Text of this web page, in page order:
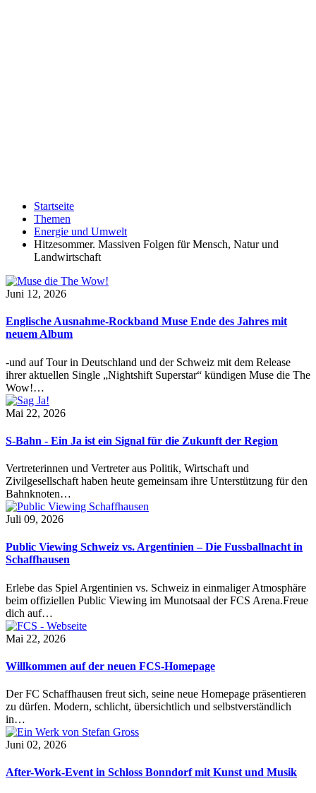
Startseite
Themen
Energie und Umwelt
Hitzesommer. Massiven Folgen für Mensch, Natur und
Landwirtschaft
Juni 12, 2026
Englische Ausnahme-Rockband Muse Ende des Jahres mit
neuem Album
-und auf Tour in Deutschland und der Schweiz mit dem Release
ihrer aktuellen Single „Nightshift Superstar“ kündigen Muse die The
Wow!…
Mai 22, 2026
S-Bahn - Ein Ja ist ein Signal für die Zukunft der Region
Vertreterinnen und Vertreter aus Politik, Wirtschaft und
Zivilgesellschaft haben heute gemeinsam ihre Unterstützung für den
Bahnknoten…
Juli 09, 2026
Public Viewing Schweiz vs. Argentinien – Die Fussballnacht in
Schaffhausen
Erlebe das Spiel Argentinien vs. Schweiz in einmaliger Atmosphäre
beim offiziellen Public Viewing im Munotsaal der FCS Arena.Freue
dich auf…
Mai 22, 2026
Willkommen auf der neuen FCS-Homepage
Der FC Schaffhausen freut sich, seine neue Homepage präsentieren
zu dürfen. Modern, schlicht, übersichtlich und selbstverständlich
in…
Juni 02, 2026
After-Work-Event in Schloss Bonndorf mit Kunst und Musik